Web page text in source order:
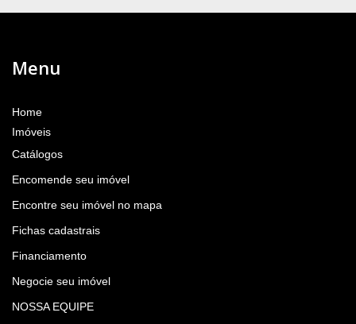
Menu
Home
Imóveis
Catálogos
Encomende seu imóvel
Encontre seu imóvel no mapa
Fichas cadastrais
Financiamento
Negocie seu imóvel
NOSSA EQUIPE